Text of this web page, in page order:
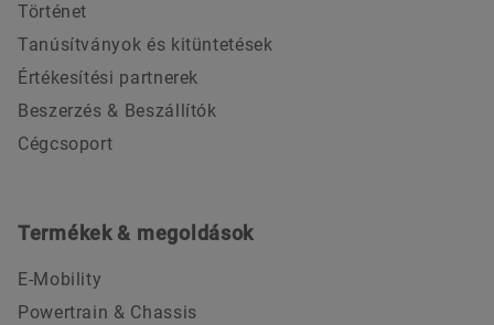
Történet
Tanúsítványok és kitüntetések
Értékesítési partnerek
Beszerzés & Beszállítók
Cégcsoport
Termékek & megoldások
E-Mobility
Powertrain & Chassis